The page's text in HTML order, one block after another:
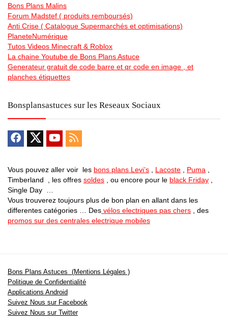
Bons Plans Malins
Forum Madstef ( produits remboursés)
Anti Crise ( Catalogue Supermarchés et optimisations)
PlaneteNumérique
Tutos Videos Minecraft & Roblox
La chaine Youtube de Bons Plans Astuce
Generateur gratuit de code barre et qr code en image , et
planches étiquettes
Bonsplansastuces sur les Reseaux Sociaux
Vous pouvez aller voir les bons plans Levi’s Lacoste Puma
Timberland , les offres soldes , ou encore pour le black Friday
Single Day …
Vous trouverez toujours plus de bon plan en allant dans les
differentes catégories … Des vélos electriques pas chers , des
promos sur des centrales electrique mobiles
Bons Plans Astuces (Mentions Légales )
Politique de Confidentialité
Applications Android
Suivez Nous sur Facebook
Suivez Nous sur Twitter